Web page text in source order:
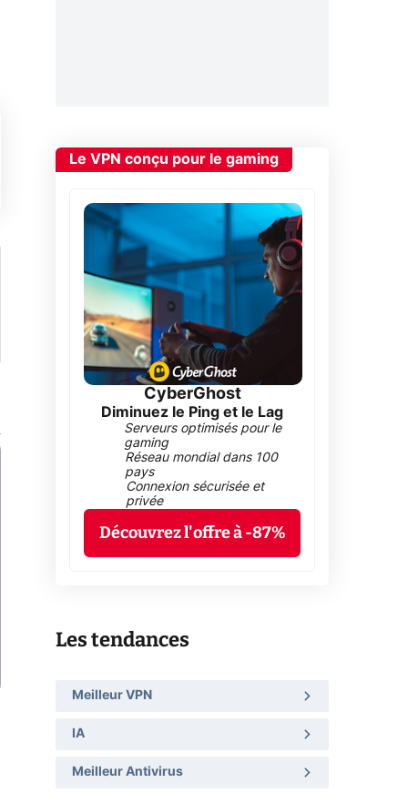
Le VPN conçu pour le gaming
CyberGhost
Diminuez le Ping et le Lag
Serveurs optimisés pour le
gaming
Réseau mondial dans 100
pays
Connexion sécurisée et
privée
Découvrez l'offre à -87%
Les tendances
Meilleur VPN
IA
Meilleur Antivirus